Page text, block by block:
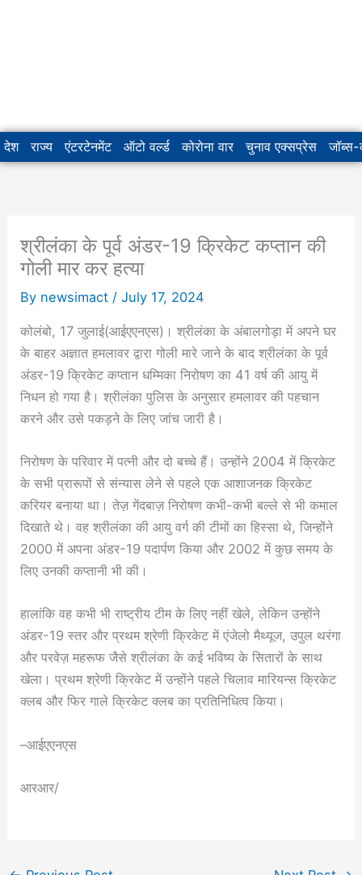
देश राज्य एंटरटेनमेंट ऑटो वर्ल्ड कोरोना वार चुनाव एक्सप्रेस जॉब्स-
श्रीलंका के पूर्व अंडर-19 क्रिकेट कप्तान की
गोली मार कर हत्या
By newsimact /July 17, 2024
कोलंबो, 17 जुलाई(आईएएनएस)। श्रीलंका के अंबालगोड़ा में अपने घर
के बाहर अज्ञात हमलावर द्वारा गोली मारे जाने के बाद श्रीलंका के पूर्व
अंडर-19 क्रिकेट कप्तान धम्मिका निरोषण का 41 वर्ष की आयु में
निधन हो गया है। श्रीलंका पुलिस के अनुसार हमलावर की पहचान
करने और उसे पकड़ने के लिए जांच जारी है।
निरोषण के परिवार में पत्नी और दो बच्चे हैं। उन्होंने 2004 में क्रिकेट
के सभी प्रारूपों से संन्यास लेने से पहले एक आशाजनक क्रिकेट
करियर बनाया था। तेज़ गेंदबाज़ निरोषण कभी-कभी बल्ले से भी कमाल
दिखाते थे। वह श्रीलंका की आयु वर्ग की टीमों का हिस्सा थे, जिन्होंने
2000 में अपना अंडर-19 पदार्पण किया और 2002 में कुछ समय के
लिए उनकी कप्तानी भी की।
हालांकि वह कभी भी राष्ट्रीय टीम के लिए नहीं खेले, लेकिन उन्होंने
अंडर-19 स्तर और प्रथम श्रेणी क्रिकेट में एंजेलो मैथ्यूज, उपुल थरंगा
और परवेज़ महरूफ जैसे श्रीलंका के कई भविष्य के सितारों के साथ
खेला। प्रथम श्रेणी क्रिकेट में उन्होंने पहले चिलाव मारियन्स क्रिकेट
क्लब और फिर गाले क्रिकेट क्लब का प्रतिनिधित्व किया।
–आईएएनएस
आरआर/